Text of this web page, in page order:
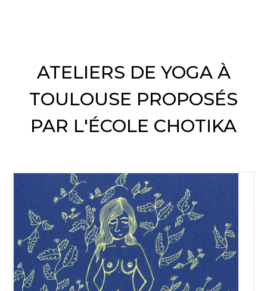
ATELIERS DE YOGA À
TOULOUSE PROPOSÉS
PAR L'ÉCOLE CHOTIKA